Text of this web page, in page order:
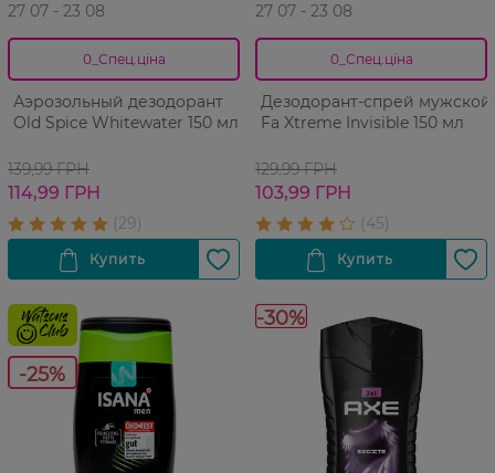
27 07 - 23 08
0_Спец.ціна
Аэрозольный дезодорант
Old Spice Whitewater 150 мл
139,99 ГРН
114,99 ГРН
27 07 - 23 08
0_Спец.ціна
Дезодорант-спрей мужской
Fa Xtreme Invisible 150 мл
129,99 ГРН
103,99 ГРН
-25%
-30%